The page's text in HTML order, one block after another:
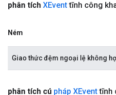
phân tích XEventtĩnh công
Ném
Giao thức đệm ngoại lệ không
phân tích cú pháp XEventtĩnh